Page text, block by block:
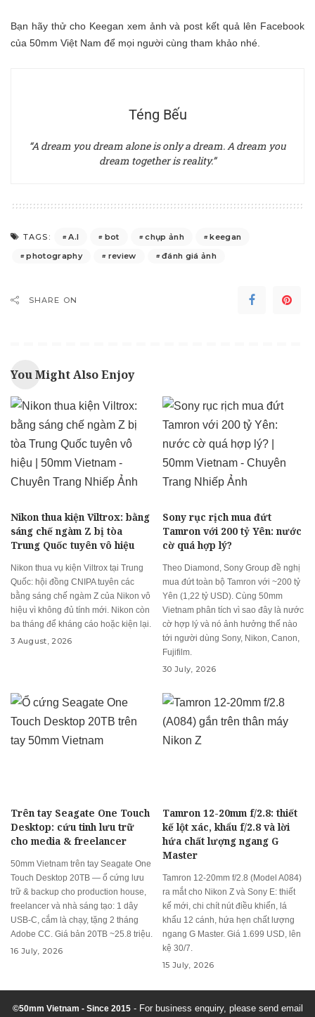
Bạn hãy thử cho Keegan xem ảnh và post kết quả lên Facebook
của 50mm Việt Nam để mọi người cùng tham khảo nhé.
Téng Bếu
“A dream you dream alone is only a dream. A dream you
dream together is reality.”
TAGS: A.I bot chụp ảnh
keegan
photography
review đánh giá ảnh
SHARE ON
You Might Also Enjoy
Nikon thua kiện Viltrox: bằng
sáng chế ngàm Z bị tòa
Trung Quốc tuyên vô hiệu
Nikon thua vụ kiện Viltrox tại Trung
Quốc: hội đồng CNIPA tuyên các
bằng sáng chế ngàm Z của Nikon vô
hiệu vì không đủ tính mới. Nikon còn
ba tháng để kháng cáo hoặc kiện lại.
3 August, 2026
Sony rục rịch mua đứt
Tamron với 200 tỷ Yên: nước
cờ quá hợp lý?
Theo Diamond, Sony Group đề nghị
mua đứt toàn bộ Tamron với ~200 tỷ
Yên (1,22 tỷ USD). Cùng 50mm
Vietnam phân tích vì sao đây là nước
cờ hợp lý và nó ảnh hưởng thế nào
tới người dùng Sony, Nikon, Canon,
Fujifilm.
30 July, 2026
Trên tay Seagate One Touch
Desktop: cứu tinh lưu trữ
cho media & freelancer
50mm Vietnam trên tay Seagate One
Touch Desktop 20TB — ổ cứng lưu
trữ & backup cho production house,
freelancer và nhà sáng tạo: 1 dây
USB-C, cắm là chạy, tặng 2 tháng
Adobe CC. Giá bản 20TB ~25.8 triệu.
16 July, 2026
Tamron 12-20mm f/2.8: thiết
kế lột xác, khẩu f/2.8 và lời
hứa chất lượng ngang G
Master
Tamron 12-20mm f/2.8 (Model A084)
ra mắt cho Nikon Z và Sony E: thiết
kế mới, chi chít nút điều khiển, lá
khẩu 12 cánh, hứa hẹn chất lượng
ngang G Master. Giá 1.699 USD, lên
kệ 30/7.
15 July, 2026
©50mm Vietnam - Since 2015- For business enquiry, please send email